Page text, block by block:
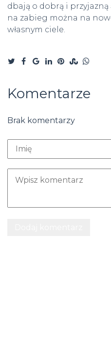
dbają o dobrą i
na zabieg można na
własnym ciele.
Komentarze
Brak komentarzy